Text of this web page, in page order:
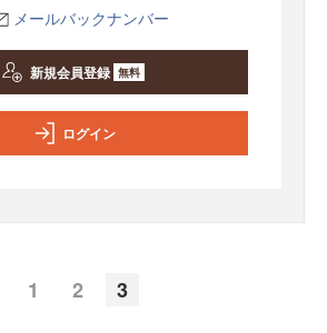
メールバックナンバー
新規会員登録 無料
ログイン
1 2 3